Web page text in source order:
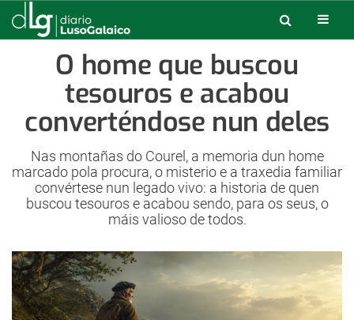
O home que buscou
tesouros e acabou
converténdose nun deles
Nas montañas do Courel, a memoria dun home
marcado pola procura, o misterio e a traxedia familiar
convértese nun legado vivo: a historia de quen
buscou tesouros e acabou sendo, para os seus, o
máis valioso de todos.